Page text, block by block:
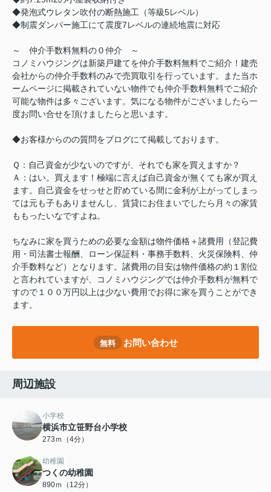
◆発泡式ウレタン吹付の断熱施工（等級5レベル）
◆制震ダンパー施工にて震度7レベルの連続地震に対応
～ 仲介手数料無料の０仲介 ～
コノミハウジングは新築戸建てを仲介手数料無料でご紹介！建売
会社からの仲介手数料のみで売買取引を行っています。また当ホ
ームページに掲載されていない物件でも仲介手数料無料でご紹介
可能な物件は多々ございます。気になる物件がございましたら一
度お問い合せを頂けましたらと思います。
◆お客様からのの質問をブログにて掲載しております。
Ｑ：自己資金が少ないのですが、それでも家を買えますか？
Ａ：はい。買えます！極端に言えば自己資金が無くても家が買え
ます。自己資金をせっせと貯めている間に金利が上がってしまっ
ては元も子もありませんし、賃貸にお住まいでしたら月々の家賃
ももったいなですよね。
ちなみに家を買うための必要な金額は物件価格＋諸費用（登記費
用・司法書士報酬、ローン保証料・事務手数料、火災保険料、仲
介手数料など）となります。諸費用の目安は物件価格の約１割位
と言われていますが、コノミハウジングでは仲介手数料が無料で
すので１００万円以上は少ない費用でお得に家を買うことができ
ます。
無料 お問い合わせ
周辺施設
小学校
横浜市立笹野台小学校
273ｍ（4分）
幼稚園
つくの幼稚園
890ｍ（12分）